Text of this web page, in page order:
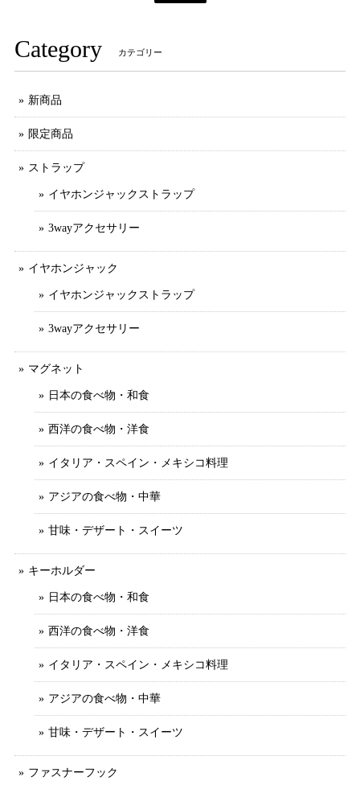
Category カテゴリー
新商品
限定商品
ストラップ
イヤホンジャックストラップ
3wayアクセサリー
イヤホンジャック
イヤホンジャックストラップ
3wayアクセサリー
マグネット
日本の食べ物・和食
西洋の食べ物・洋食
イタリア・スペイン・メキシコ料理
アジアの食べ物・中華
甘味・デザート・スイーツ
キーホルダー
日本の食べ物・和食
西洋の食べ物・洋食
イタリア・スペイン・メキシコ料理
アジアの食べ物・中華
甘味・デザート・スイーツ
ファスナーフック